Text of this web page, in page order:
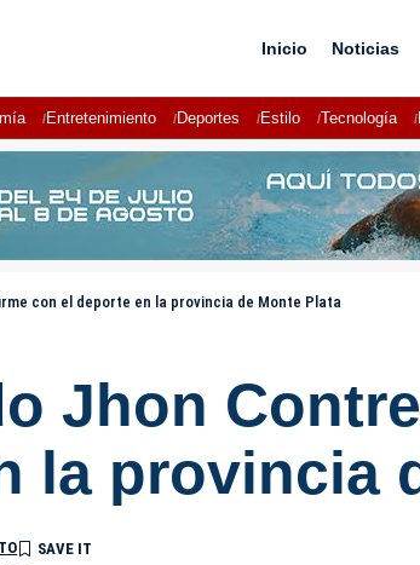
Inicio Noticias
Entretenimiento Deportes Estilo Tecnología
con el deporte en la provincia de Monte Plata
Jhon
la provincia